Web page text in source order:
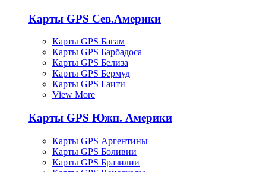
Карты GPS Сев.Америки
Карты GPS Багам
Карты GPS Барбадоса
Карты GPS Белиза
Карты GPS Бермуд
Карты GPS Гаити
View More
Карты GPS Южн. Америки
Карты GPS Аргентины
Карты GPS Боливии
Карты GPS Бразилии